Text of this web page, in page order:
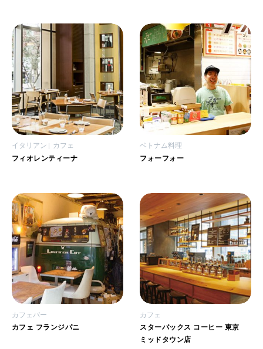
イタリアン カフェ
フィオレンティーナ
ベトナム料理
フォーフォー
カフェバー
カフェ フランジパニ
カフェ
スターバックス コーヒー 東京
ミッドタウン店